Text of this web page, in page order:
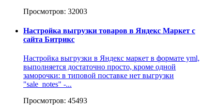
Просмотров: 32003
Настройка выгрузки товаров в Яндекс Маркет с
сайта Битрикс
Настройка выгрузки в Яндекс маркет в формате yml,
выполняется достаточно просто, кроме одной
заморочки: в типовой поставке нет выгрузки
"sale_notes" -...
Просмотров: 45493